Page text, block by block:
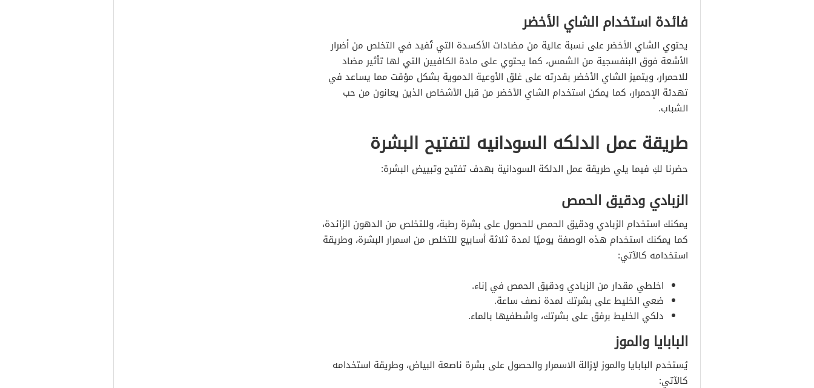
فائدة استخدام الشاي الأخضر
يحتوي الشاي الأخضر على نسبة عالية من مضادات الأكسدة التي تُفيد في التخلص من أضرار
الأشعة فوق البنفسجية من الشمس، كما يحتوي على مادة الكافيين التي لها تأثير مضاد
للاحمرار، ويتميز الشاي الأخضر بقدرته على غلق الأوعية الدموية بشكل مؤقت مما يساعد في
تهدئة الإحمرار، كما يمكن استخدام الشاي الأخضر من قبل الأشخاص الذين يعانون من حب
الشباب.
طريقة عمل الدلكه السودانيه لتفتيح البشرة
حضرنا لكِ فيما يلي طريقة عمل الدلكة السودانية بهدف تفتيح وتبييض البشرة:
الزبادي ودقيق الحمص
يمكنك استخدام الزبادي ودقيق الحمص للحصول على بشرة رطبة، وللتخلص من الدهون الزائدة،
كما يمكنك استخدام هذه الوصفة يوميًا لمدة ثلاثة أسابيع للتخلص من اسمرار البشرة، وطريقة
استخدامه كالآتي:
اخلطي مقدار من الزبادي ودقيق الحمص في إناء.
ضعي الخليط على بشرتك لمدة نصف ساعة.
دلكي الخليط برفق على بشرتك، واشطفيها بالماء.
البابايا والموز
يُستخدم البابايا والموز لإزالة الاسمرار والحصول على بشرة ناصعة البياض، وطريقة استخدامه
كالآتي: